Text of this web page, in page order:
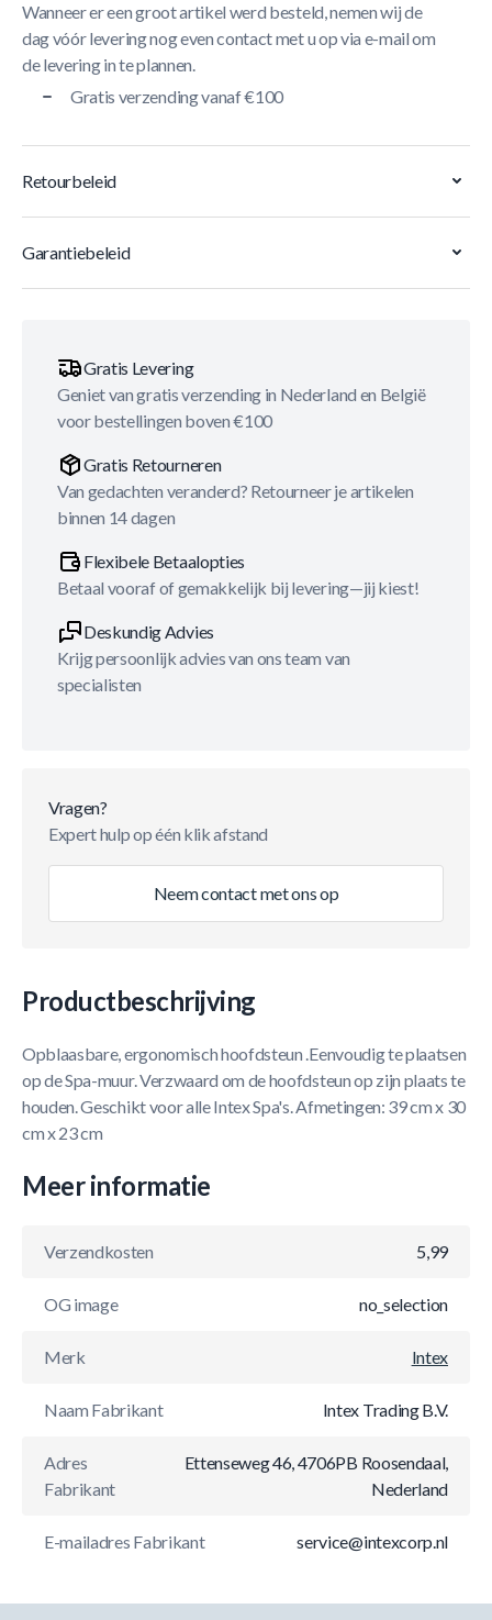
Wanneer er een groot artikel werd besteld, nemen wij de
dag vóór levering nog even contact met u op via e-mail om
de levering in te plannen.
Gratis verzending vanaf €100
Retourbeleid
Garantiebeleid
Gratis Levering
Geniet van gratis verzending in Nederland en België
voor bestellingen boven €100
Gratis Retourneren
Van gedachten veranderd? Retourneer je artikelen
binnen 14 dagen
Flexibele Betaalopties
Betaal vooraf of gemakkelijk bij levering—jij kiest!
Deskundig Advies
Krijg persoonlijk advies van ons team van
specialisten
Vragen?
Expert hulp op één klik afstand
Neem contact met ons op
Productbeschrijving
Opblaasbare, ergonomisch hoofdsteun .Eenvoudig te plaatsen
op de Spa-muur. Verzwaard om de hoofdsteun op zijn plaats te
houden. Geschikt voor alle Intex Spa's. Afmetingen: 39 cm x 30
cm x 23 cm
Meer informatie
Verzendkosten 5,99
OG image no_selection
Merk Intex
Naam Fabrikant Intex Trading B.V.
Adres
Fabrikant
Ettenseweg 46, 4706PB Roosendaal,
Nederland
E-mailadres Fabrikant service@intexcorp.nl